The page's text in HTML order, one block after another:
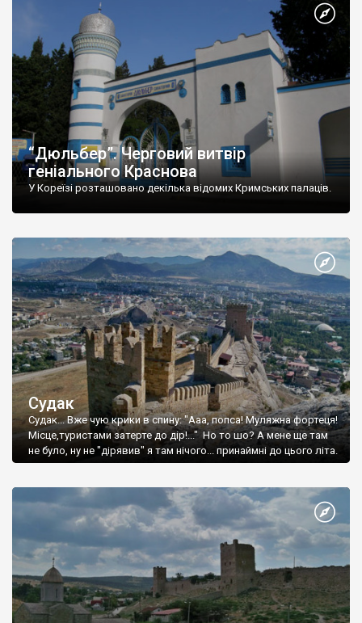
“Дюльбер”. Черговий витвір
геніального Краснова
У Кореїзі розташовано декілька відомих Кримських палаців.
Судак
Судак... Вже чую крики в спину: "Ааа, попса! Муляжна фортеця!
Місце,туристами затерте до дір!..." Но то шо? А мене ще там
не було, ну не "дірявив" я там нічого... принаймні до цього літа.